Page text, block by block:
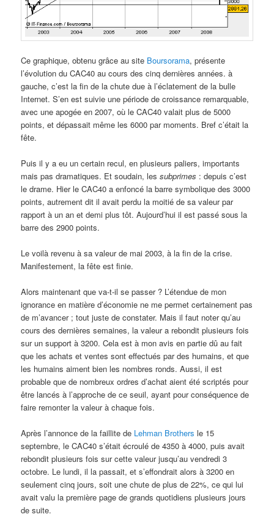
Ce graphique, obtenu grâce au site Boursorama, présente
l’évolution du CAC40 au cours des cinq dernières années. à
gauche, c’est la fin de la chute due à l’éclatement de la bulle
Internet. S’en est suivie une période de croissance remarquable,
avec une apogée en 2007, où le CAC40 valait plus de 5000
points, et dépassait même les 6000 par moments. Bref c’était la
fête.
Puis il y a eu un certain recul, en plusieurs paliers, importants
mais pas dramatiques. Et soudain, lessubprimes : depuis c’est
le drame. Hier le CAC40 a enfoncé la barre symbolique des 3000
points, autrement dit il avait perdu la moitié de sa valeur par
rapport à un an et demi plus tôt. Aujourd’hui il est passé sous la
barre des 2900 points.
Le voilà revenu à sa valeur de mai 2003, à la fin de la crise.
Manifestement, la fête est finie.
Alors maintenant que va-t-il se passer ? L’étendue de mon
ignorance en matière d’économie ne me permet certainement pas
de m’avancer ; tout juste de constater. Mais il faut noter qu’au
cours des dernières semaines, la valeur a rebondit plusieurs fois
sur un support à 3200. Cela est à mon avis en partie dû au fait
que les achats et ventes sont effectués par des humains, et que
les humains aiment bien les nombres ronds. Aussi, il est
probable que de nombreux ordres d’achat aient été scriptés pour
être lancés à l’approche de ce seuil, ayant pour conséquence de
faire remonter la valeur à chaque fois.
Après l’annonce de la faillite de Lehman Brothers le 15
septembre, le CAC40 s’était écroulé de 4350 à 4000, puis avait
rebondit plusieurs fois sur cette valeur jusqu’au vendredi 3
octobre. Le lundi, il la passait, et s’effondrait alors à 3200 en
seulement cinq jours, soit une chute de plus de 22%, ce qui lui
avait valu la première page de grands quotidiens plusieurs jours
de suite.